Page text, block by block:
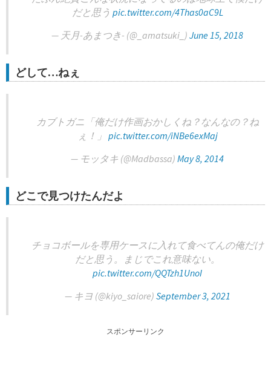
だと思う pic.twitter.com/4Thas0aC9L
— 天月-あまつき- (@_amatsuki_) June 15, 2018
どして…ねぇ
カブトガニ「俺だけ作画おかしくね？なんなの？ね
ぇ！」 pic.twitter.com/iNBe6exMaj
— モッタキ (@Madbassa) May 8, 2014
どこで見つけたんだよ
チョコボールを専用ケースに入れて食べてんの俺だけ
だと思う。まじでこれ意味ない。
pic.twitter.com/QQTzh1UnoI
— キヨ (@kiyo_saiore) September 3, 2021
スポンサーリンク